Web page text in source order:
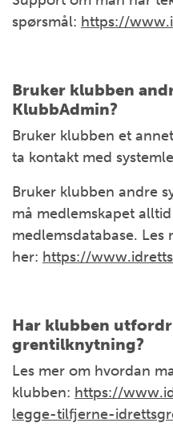
spørsmål: https://
Bruker klubben
KlubbAdmin?
Bruker klubben et
ta kontakt med
Bruker klubben andre
må medlemskapet
medlemsdatabase. Les
her: https://
Har klubben
grentilknytning?
Les mer om hvordan
klubben: https://
legge-tilfjerne-